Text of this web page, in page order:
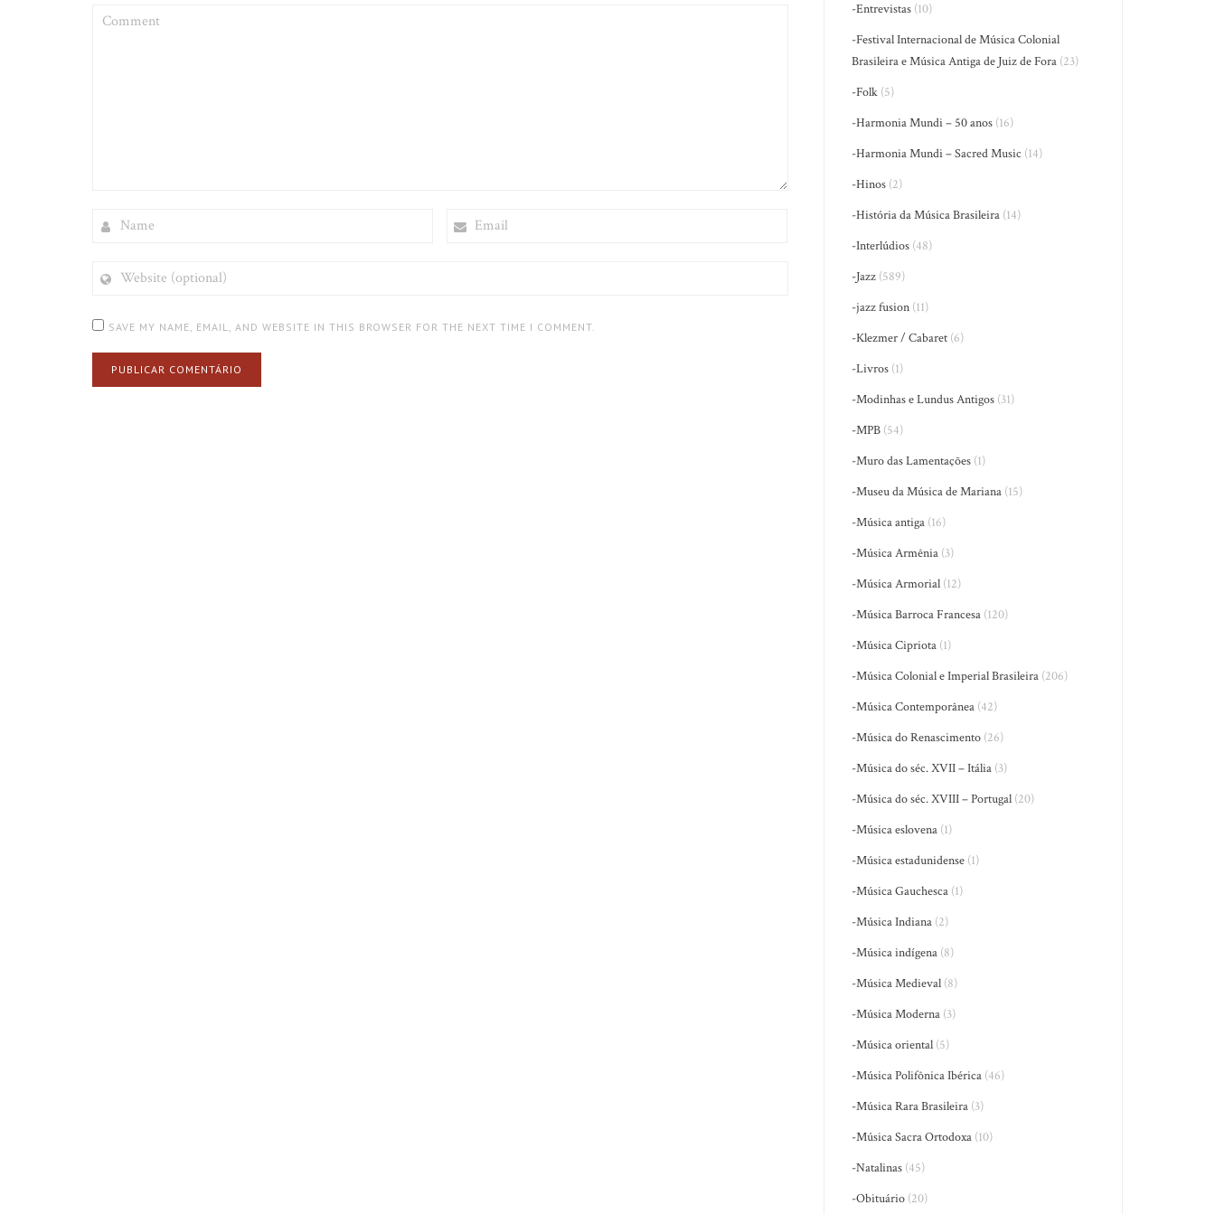
(OPTIONAL)
SAVE MY NAME, EMAIL, AND WEBSITE IN THIS BROWSER FOR THE NEXT TIME I COMMENT.
-Entrevistas (10)
-Festival Internacional de Música Colonial
Brasileira e Música Antiga de Juiz de Fora (23)
-Folk (5)
-Harmonia Mundi – 50 anos (16)
-Harmonia Mundi – Sacred Music (14)
-Hinos (2)
-História da Música Brasileira (14)
-Interlúdios (48)
-Jazz (589)
-jazz fusion (11)
-Klezmer / Cabaret (6)
-Livros (1)
-Modinhas e Lundus Antigos (31)
-MPB (54)
-Muro das Lamentações (1)
-Museu da Música de Mariana (15)
-Música antiga (16)
-Música Armênia (3)
-Música Armorial (12)
-Música Barroca Francesa (120)
-Música Cipriota (1)
-Música Colonial e Imperial Brasileira (206)
-Música Contemporânea (42)
-Música do Renascimento (26)
-Música do séc. XVII – Itália (3)
-Música do séc. XVIII – Portugal (20)
-Música eslovena (1)
-Música estadunidense (1)
-Música Gauchesca (1)
-Música Indiana (2)
-Música indígena (8)
-Música Medieval (8)
-Música Moderna (3)
-Música oriental (5)
-Música Polifônica Ibérica (46)
-Música Rara Brasileira (3)
-Música Sacra Ortodoxa (10)
-Natalinas (45)
-Obituário (20)